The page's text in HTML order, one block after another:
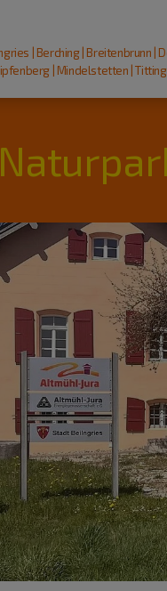
| Berching | Breitenbrunn |
| Mindelstetten |